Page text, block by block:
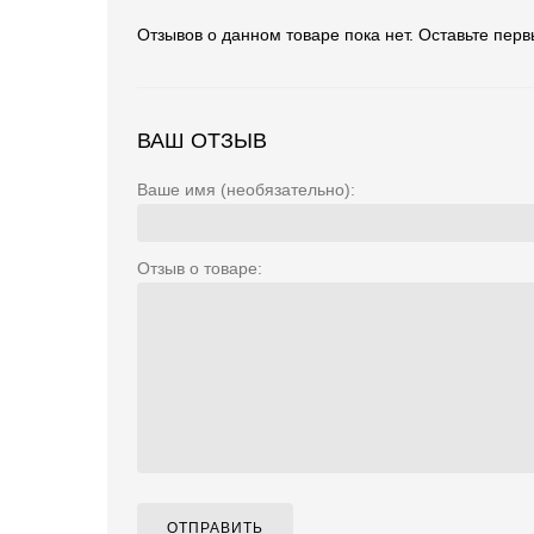
Отзывов о данном товаре пока нет. Оставьте
ВАШ ОТЗЫВ
Ваше имя (необязательно):
Отзыв о товаре:
ОТПРАВИТЬ